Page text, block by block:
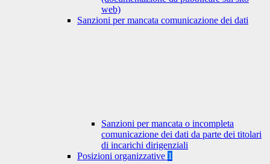
web)
Sanzioni per mancata comunicazione dei dati
Sanzioni per mancata o incompleta
comunicazione dei dati da parte dei titolari
di incarichi dirigenziali
Posizioni organizzative 1